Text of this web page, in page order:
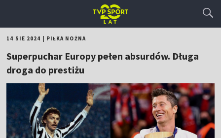
14 SIE 2024 PIŁKA NOŻNA
Superpuchar Europy pełen absurdów. Długa
droga do prestiżu